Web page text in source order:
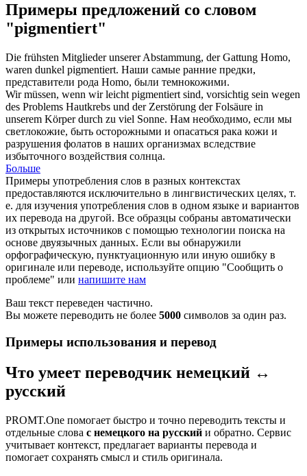
Примеры предложений со словом
"pigmentiert"
Die frühsten Mitglieder unserer Abstammung, der Gattung Homo,
waren dunkel pigmentiert. Наши самые ранние предки,
представители рода Homo, были темнокожими.
Wir müssen, wenn wir leicht pigmentiert sind, vorsichtig sein wegen
des Problems Hautkrebs und der Zerstörung der Folsäure in
unserem Körper durch zu viel Sonne. Нам необходимо, если мы
светлокожие, быть осторожными и опасаться рака кожи и
разрушения фолатов в наших организмах вследствие
избыточного воздействия солнца.
Больше
Примеры употребления слов в разных контекстах
предоставляются исключительно в лингвистических целях, т.
е. для изучения употребления слов в одном языке и вариантов
их перевода на другой. Все образцы собраны автоматически
из открытых источников с помощью технологии поиска на
основе двуязычных данных. Если вы обнаружили
орфографическую, пунктуационную или иную ошибку в
оригинале или переводе, используйте опцию "Сообщить о
проблеме" или напишите нам
Ваш текст переведен частично.
Вы можете переводить не более 5000 символов за один раз.
Примеры использования и перевод
Что умеет переводчик немецкий ↔
русский
PROMT.One помогает быстро и точно переводить тексты и
отдельные слова с немецкого на русский и обратно. Сервис
учитывает контекст, предлагает варианты перевода и
помогает сохранять смысл и стиль оригинала.